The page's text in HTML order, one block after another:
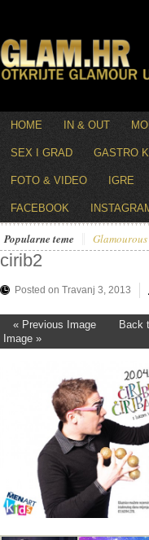
HOME IN & OUT
SEX I GRAD GASTRO
FOTO & VIDEO IGRE
FACEBOOK
Popularne teme Glamourous
cirib2
Posted on Travanj 3, 2013
« Previous Image Back
Image »